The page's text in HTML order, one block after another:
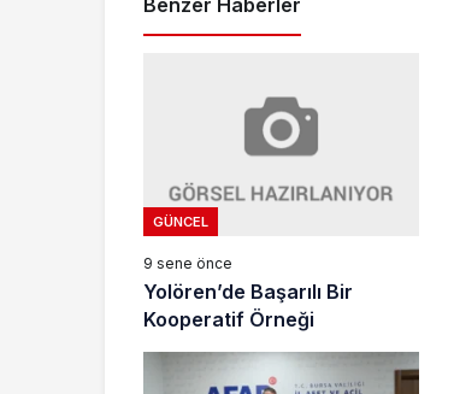
Benzer Haberler
GÜNCEL
9 sene önce
Yolören’de Başarılı Bir
Kooperatif Örneği